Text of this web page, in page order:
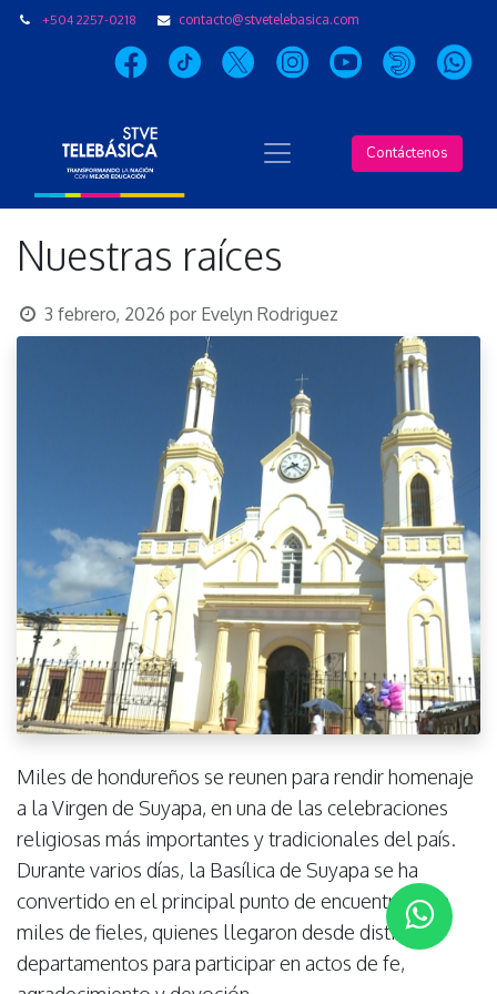
+504 2257-0218 contacto@stvetelebasica.com
Contáctenos
Nuestras raíces
3 febrero, 2026 por Evelyn Rodriguez
Miles de hondureños se reunen para rendir homenaje
a la Virgen de Suyapa, en una de las celebraciones
religiosas más importantes y tradicionales del país.
Durante varios días, la Basílica de Suyapa se ha
convertido en el principal punto de encuentro para
miles de fieles, quienes llegaron desde distintos
departamentos para participar en actos de fe,